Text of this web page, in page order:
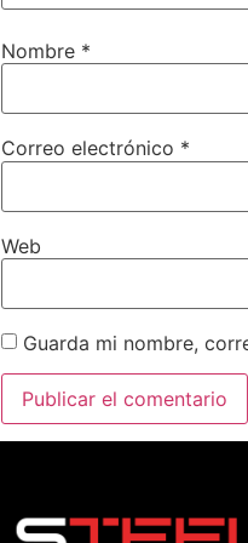
Nombre *
Correo electrónico *
Web
Guarda mi nombre,